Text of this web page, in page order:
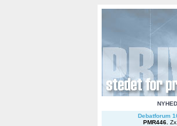
Debatforum
PMR446.